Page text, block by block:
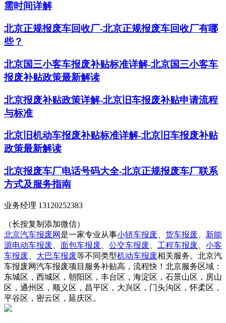
需时间详解
北京正规报废车回收厂-北京正规报废车回收厂有哪
些？
北京国三小客车报废补贴标准详解-北京国三小客车
报废补贴政策最新解读
北京报废补贴政策详解-北京旧车报废补贴申请流程
与标准
北京旧机动车报废补贴标准详解-北京旧车报废补贴
政策最新解读
北京报废车厂电话号码大全-北京正规报废车厂联系
方式及服务指南
业务经理 13120252383
（长按复制添加微信）
北京汽车报废网 是一家专业从事小轿车报废 货车报废
新能
源电动车报废
面包车报废 公交车报废 工程车报废
小客
车报废
大巴车报废等不同类型机动车报废相关服务。北京汽
车报废网汽车报废项目服务补贴高，流程快！北京服务区域：
东城区，西城区，朝阳区，丰台区，海淀区，石景山区，房山
区，通州区，顺义区，昌平区，大兴区，门头沟区，怀柔区，
平谷区，密云区，延庆区。